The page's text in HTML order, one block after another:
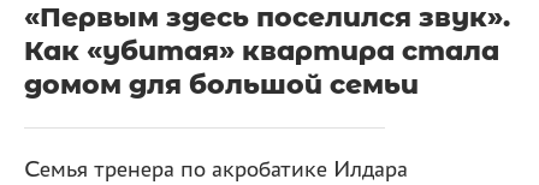
«Первым здесь поселился звук».
Как «убитая» квартира стала
домом для большой семьи
Семья тренера по акробатике Илдара